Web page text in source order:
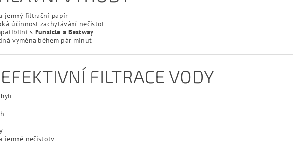
jemný filtrační papír
účinnost zachytávání nečistot
s Funsicle a Bestway
výměna během pár minut
FILTRACE VODY
jemné nečistoty